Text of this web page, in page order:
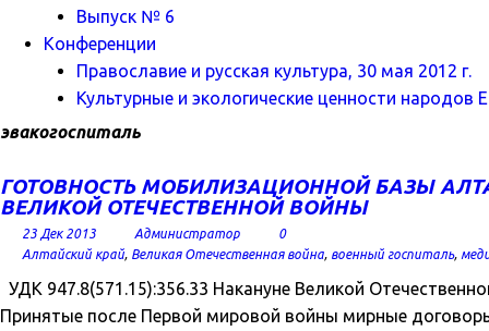
Выпуск № 6
Конференции
Православие и русская культура, 30 мая 2012 г.
Культурные и экологические ценности народов
эвакогоспиталь
ГОТОВНОСТЬ МОБИЛИЗАЦИОННОЙ БАЗЫ
ВЕЛИКОЙ ОТЕЧЕСТВЕННОЙ ВОЙНЫ
23 Дек 2013 Администратор
0
Алтайский край, Великая Отечественная война, военный госпиталь,
УДК 947.8(571.15):356.33 Накануне Великой
Принятые после Первой мировой войны мирные